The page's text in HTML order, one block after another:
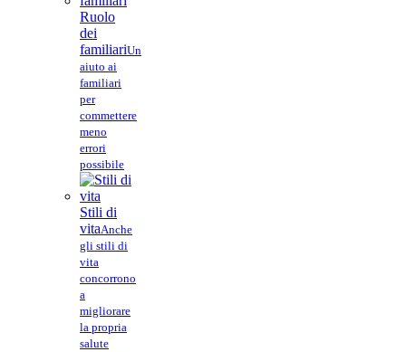
Ruolo
dei
familiariUn
aiuto ai
familiari
per
commettere
meno
errori
possibile
Stili di
vitaAnche
gli stili di
vita
concorrono
a
migliorare
la propria
salute